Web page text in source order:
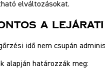
elváltozásokat.
A Lejárati
idő nem csupán
alapján határozzák meg: